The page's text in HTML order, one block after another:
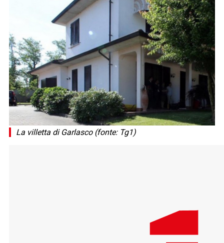
La villetta di Garlasco (fonte: Tg1)